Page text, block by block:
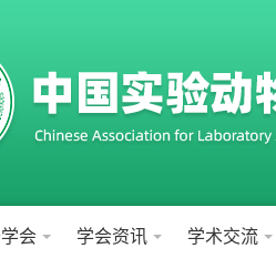
会 学会资讯 学术交流